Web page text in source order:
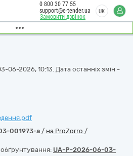
Замовити дзвінок
0 800 30 77 55
support@e-tender.ua
UK
06-2026, 10:13. Дата останніх змін -
001973-a / на ProZorro /
обґрунтування: UA-P-2026-06-03-